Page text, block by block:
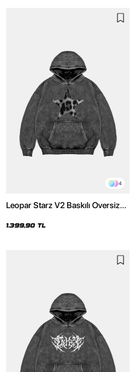
4
Leopar Starz V2 Baskılı Oversize
Hoodie
1.399,90 TL